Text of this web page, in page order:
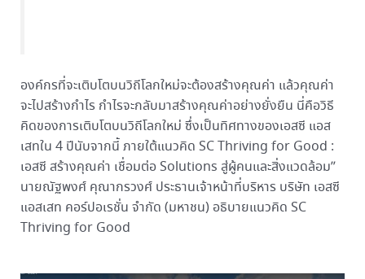
องค์กรที่จะเติบโตบนวิถีโลกใหม่จะต้องสร้างคุณค่า แล้วคุณค่า
จะไปสร้างกำไร กำไรจะกลับมาสร้างคุณค่าอย่างยั่งยืน นี่คือวิธี
คิดของการเติบโตบนวิถีโลกใหม่ ซึ่งเป็นทิศทางของเอสซี แอส
เสทใน 4 ปีนับจากนี้ ภายใต้แนวคิด SC Thriving for Good :
เอสซี สร้างคุณค่า เชื่อมต่อ Solutions สู่ผู้คนและสิ่งแวดล้อม”
นายณัฐพงศ์ คุณากรวงศ์ ประธานเจ้าหน้าที่บริหาร บริษัท เอสซี
แอสเสท คอร์ปอเรชั่น จำกัด (มหาชน) อธิบายแนวคิด SC
Thriving for Good